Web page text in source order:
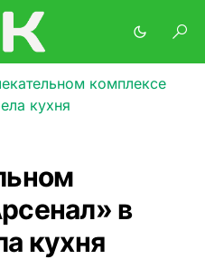
комплексе
кухня
в
кухня